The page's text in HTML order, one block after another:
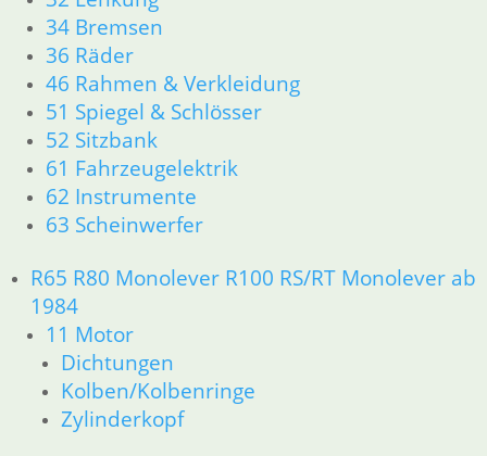
34 Bremsen
36 Räder
46 Rahmen & Verkleidung
51 Spiegel & Schlösser
52 Sitzbank
61 Fahrzeugelektrik
62 Instrumente
63 Scheinwerfer
R65 R80 Monolever R100 RS/RT Monolever ab
1984
11 Motor
Dichtungen
Kolben/Kolbenringe
Zylinderkopf
12 Motorelektrik
13 Vergaser
16 Tank
18 Auspuff
21 Kupplung
23 Getriebe
26 Kardanwelle
31 Telegabel
32 Lenkung
34 Bremsen
36 Räder
46 Rahmen & Verkleidung
51 Spiegel & Schlösser
52 Sitzbank
61 Fahrzeugelektrik
62 Instrumente